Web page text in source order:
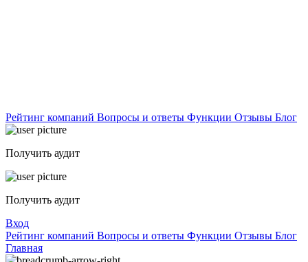
Рейтинг компаний Вопросы и ответы Функции Отзывы Блог
Получить аудит
Получить аудит
Вход
Рейтинг компаний Вопросы и ответы Функции Отзывы Блог
Главная